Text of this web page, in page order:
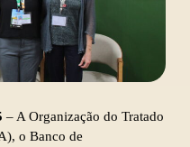
– A Organização do Tratado
o Banco de